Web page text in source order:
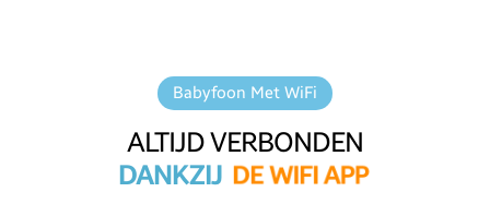
Babyfoon Met WiFi
ALTIJD VERBONDEN
DANKZIJ DE WIFIAPP